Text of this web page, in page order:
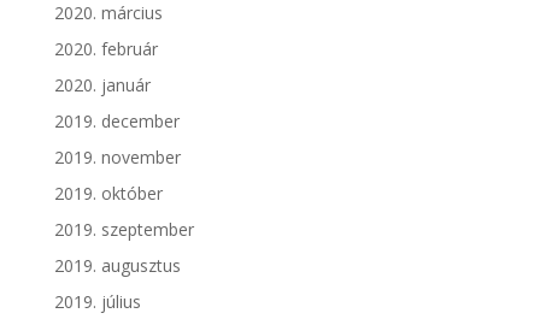
2020. március
2020. február
2020. január
2019. december
2019. november
2019. október
2019. szeptember
2019. augusztus
2019. július